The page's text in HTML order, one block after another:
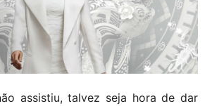
assistiu, talvez seja hora de dar